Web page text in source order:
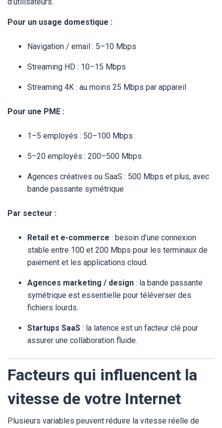
Pour un usage domestique :
Navigation / email : 5–10 Mbps
Streaming HD : 10–15 Mbps
Streaming 4K : au moins 25 Mbps par appareil
Pour une PME :
1–5 employés : 50–100 Mbps
5–20 employés : 200–500 Mbps
Agences créatives ou SaaS : 500 Mbps et plus, avec
bande passante symétrique
Par secteur :
Retail et e-commerce : besoin d’une connexion
stable entre 100 et 200 Mbps pour les terminaux de
paiement et les applications cloud.
Agences marketing / design : la bande passante
symétrique est essentielle pour téléverser des
fichiers lourds.
Startups SaaS : la latence est un facteur clé pour
assurer une collaboration fluide.
Facteurs qui influencent la
vitesse de votre Internet
Plusieurs variables peuvent réduire la vitesse réelle de